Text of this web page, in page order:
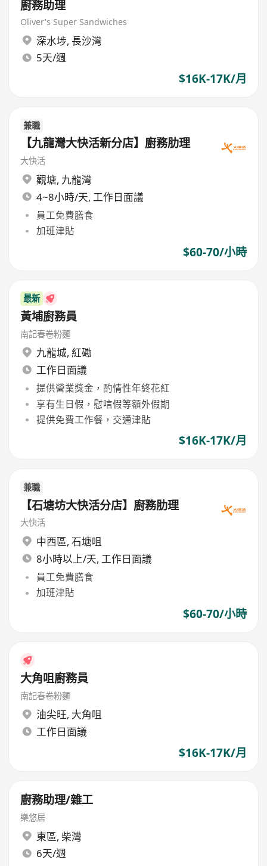
廚務助理
Oliver's Super Sandwiches
深水埗, 長沙灣
5天/週
$16K-17K/月
兼職
【九龍灣大快活新分店】廚務肋理
大快活
觀塘, 九龍灣
4~8小時/天, 工作日面議
員工免費膳食
加班津貼
$60-70/小時
最新
黃埔廚務員
南記春卷粉麵
九龍城, 紅磡
工作日面議
提供營業獎金，酌情性年終花紅
享有生日假，慰唁假等額外假期
提供免費工作餐，交通津貼
$16K-17K/月
兼職
【石塘坊大快活分店】廚務肋理
大快活
中西區, 石塘咀
8小時以上/天, 工作日面議
員工免費膳食
加班津貼
$60-70/小時
大角咀廚務員
南記春卷粉麵
油尖旺, 大角咀
工作日面議
$16K-17K/月
廚務助理/雜工
樂悠居
東區, 柴灣
6天/週